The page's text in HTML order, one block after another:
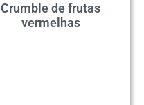
Crumble de frutas
vermelhas